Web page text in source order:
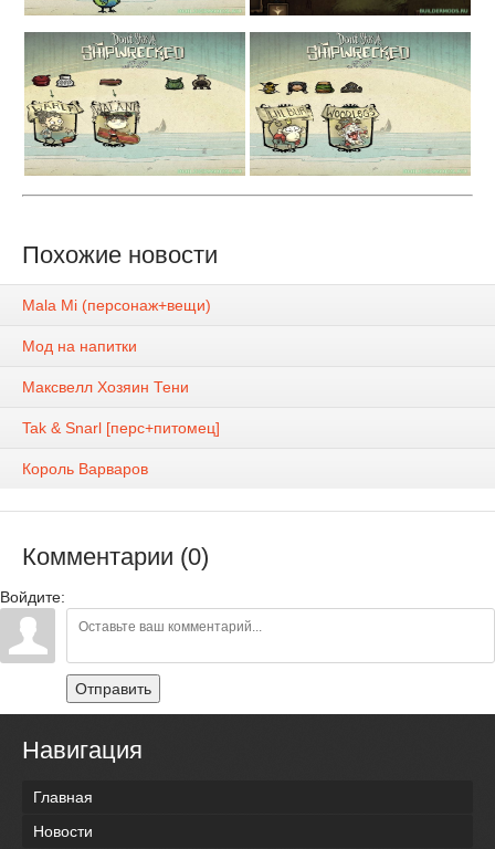
Похожие новости
Mala Mi (персонаж+вещи)
Мод на напитки
Максвелл Хозяин Тени
Tak & Snarl [перс+питомец]
Король Варваров
Комментарии (0)
Войдите:
Отправить
Навигация
Главная
Новости